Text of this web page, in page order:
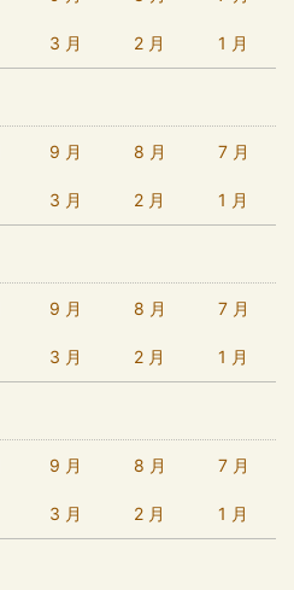
3 月 2 月 1 月
9 月 8 月 7 月
3 月 2 月 1 月
9 月 8 月 7 月
3 月 2 月 1 月
9 月 8 月 7 月
3 月 2 月 1 月